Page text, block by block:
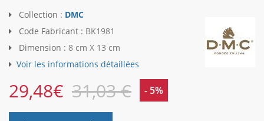
Collection : DMC
Code Fabricant : BK1981
Dimension : 8 cm X 13 cm
Voir les informations détaillées
29,48€ 31,03 € - 5%